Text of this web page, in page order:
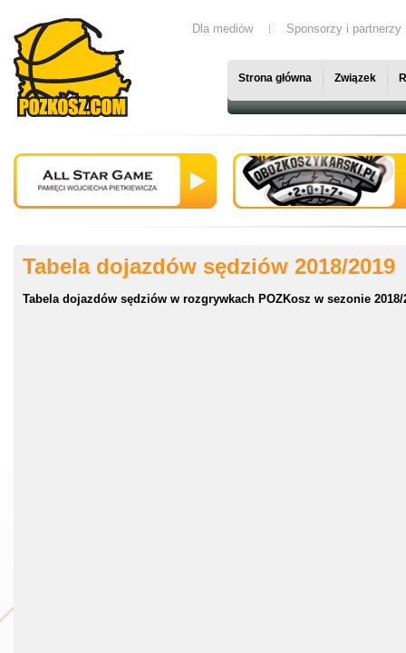
Dla mediów Sponsorzy i partnerzy
Strona główna Związek
Tabela dojazdów sędziów 2018/2019
Tabela dojazdów sędziów w rozgrywkach POZKosz w sezonie 2018/